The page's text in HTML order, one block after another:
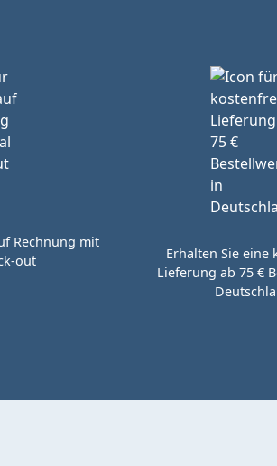
Rechnung mit
out
Erhalten Sie eine
Lieferung ab 75 €